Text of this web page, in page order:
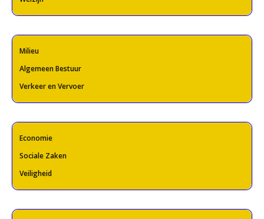
Milieu
Algemeen Bestuur
Verkeer en Vervoer
Economie
Sociale Zaken
Veiligheid